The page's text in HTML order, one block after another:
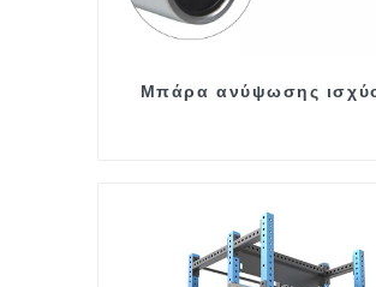
Μπάρα ανύψωσης